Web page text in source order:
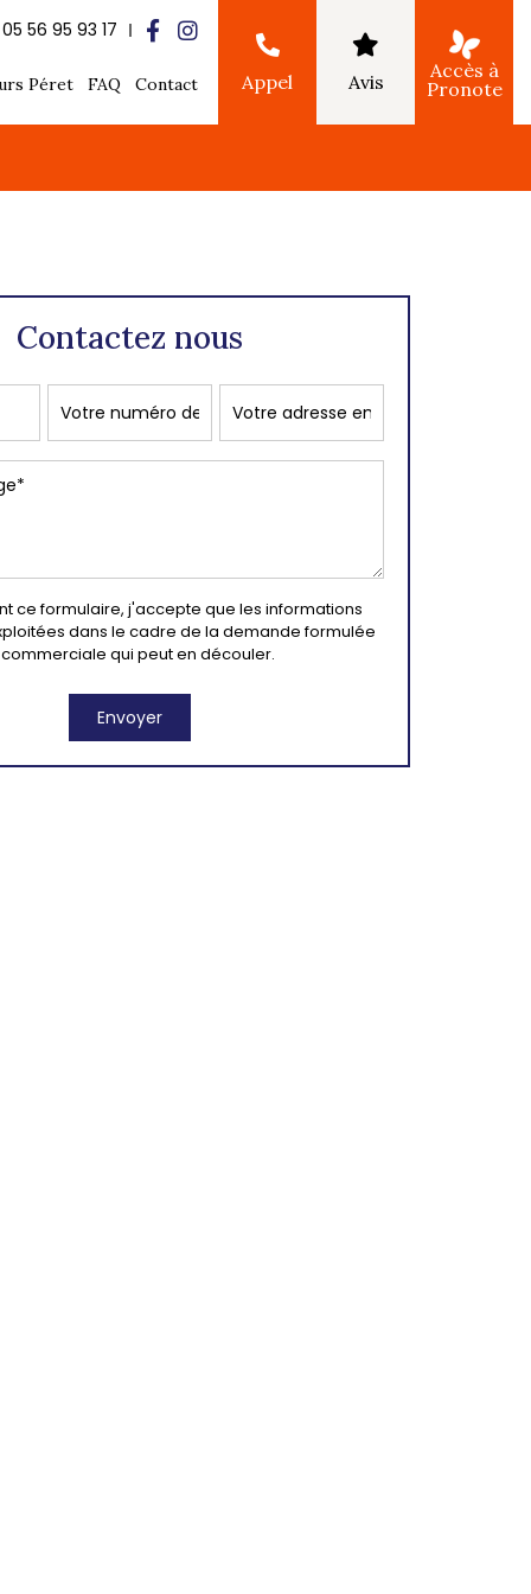
05 56 95 93 17
Péret FAQ Contact Appel Avis
Accès à
Pronote
Contactez nous
ce formulaire, j'accepte que les informations
dans le cadre de la demande formulée
qui peut en découler.